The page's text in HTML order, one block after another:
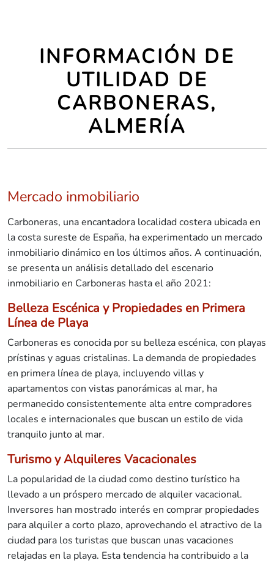
INFORMACIÓN DE
UTILIDAD DE
CARBONERAS,
ALMERÍA
Mercado inmobiliario
Carboneras, una encantadora localidad costera ubicada en
la costa sureste de España, ha experimentado un mercado
inmobiliario dinámico en los últimos años. A continuación,
se presenta un análisis detallado del escenario
inmobiliario en Carboneras hasta el año 2021:
Belleza Escénica y Propiedades en Primera
Línea de Playa
Carboneras es conocida por su belleza escénica, con playas
prístinas y aguas cristalinas. La demanda de propiedades
en primera línea de playa, incluyendo villas y
apartamentos con vistas panorámicas al mar, ha
permanecido consistentemente alta entre compradores
locales e internacionales que buscan un estilo de vida
tranquilo junto al mar.
Turismo y Alquileres Vacacionales
La popularidad de la ciudad como destino turístico ha
llevado a un próspero mercado de alquiler vacacional.
Inversores han mostrado interés en comprar propiedades
para alquiler a corto plazo, aprovechando el atractivo de la
ciudad para los turistas que buscan unas vacaciones
relajadas en la playa. Esta tendencia ha contribuido a la